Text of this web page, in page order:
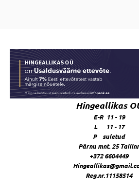
Hingeallikas
E-R 11 - 19
L 11 - 17
P suletud
Pärnu mnt. 25
+372 6604449
Reg.nr.11158514